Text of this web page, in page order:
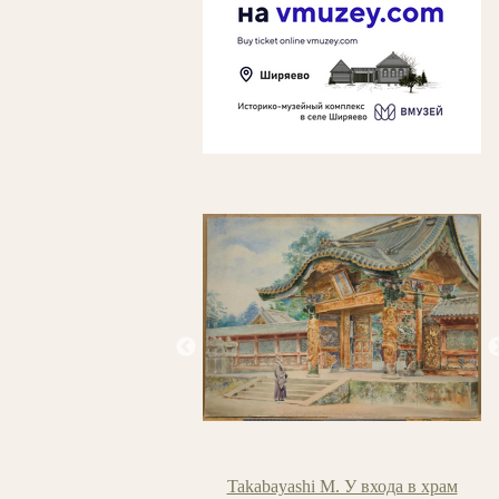
Takabayashi M. У входа в храм